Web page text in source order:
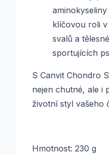
klíčovou roli
svalů a
sportujících
S Canvit Chondro
nejen chutné, ale i
životní styl vašeho
Hmotnost: 230 g